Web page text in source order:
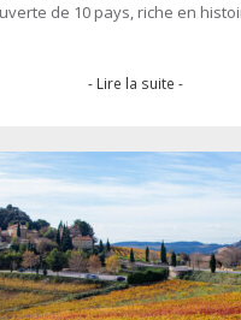
de 10 pays, riche en
- Lire la suite -